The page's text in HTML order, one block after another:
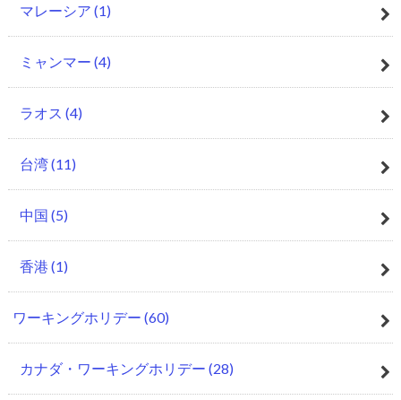
マレーシア (1)
ミャンマー (4)
ラオス (4)
台湾(11)
中国 (5)
香港 (1)
ワーキングホリデー (60)
カナダ・ワーキングホリデー (28)